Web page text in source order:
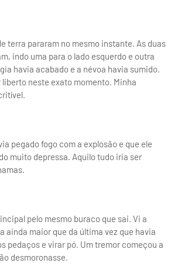
terra pararam no mesmo instante. As duas
indo uma para o lado esquerdo e outra
havia acabado e a névoa havia sumido.
neste exato momento. Minha
pegado fogo com a explosão e que ele
muito depressa. Aquilo tudo iria ser
pelo mesmo buraco que sai. Vi a
ainda maior que da última vez que havia
pedaços e virar pó. Um tremor começou a
desmoronasse.